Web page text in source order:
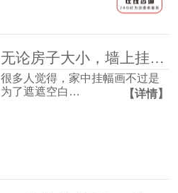
无论房子大小，墙上挂幅画很有必要，并非迷信，3个理由很现实！
很多人觉得，家中挂幅画不过是
为了遮遮空白…
【详情】